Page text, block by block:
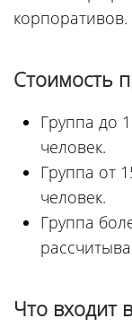
корпоративов.
Стоимость
Группа до
человек.
Группа от
человек.
Группа
Что входит